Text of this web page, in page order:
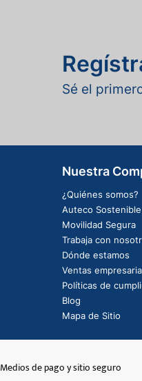
Sé el
Nuestra
¿Quiénes somos?
Auteco Sostenible
Movilidad Segura
Trabaja con
Dónde estamos
Ventas
Políticas de
Blog
Mapa de Sitio
Medios de pago y sitio seguro